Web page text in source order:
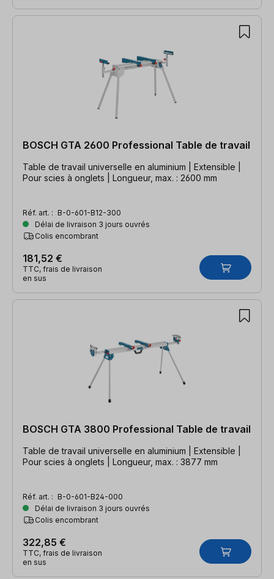
BOSCH GTA 2600 Professional Table de travail
Table de travail universelle en aluminium | Extensible |
Pour scies à onglets | Longueur, max. : 2600 mm
Réf. art. : B-0-601-B12-300
Délai de livraison 3 jours ouvrés
Colis encombrant
181,52 €
TTC, frais de livraison
en sus
BOSCH GTA 3800 Professional Table de travail
Table de travail universelle en aluminium | Extensible |
Pour scies à onglets | Longueur, max. : 3877 mm
Réf. art. : B-0-601-B24-000
Délai de livraison 3 jours ouvrés
Colis encombrant
322,85 €
TTC, frais de livraison
en sus